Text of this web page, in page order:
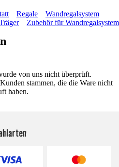
Regale
Wandregalsystem
Zubehör für Wandregalsystem
von uns nicht überprüft.
stammen, die die Ware nicht
haben.